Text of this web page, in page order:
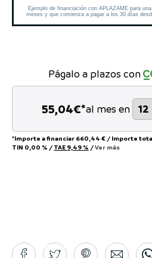
Págalo a plazos con
55,04€*al mes en
*Importe a financiar 660,44 € / Importe
TIN 0,00 % / TAE 9,49 % /Ver más